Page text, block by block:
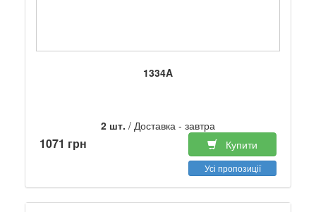
1334A
2 шт. / Доставка - завтра
1071 грн Купити
Усі пропозиції